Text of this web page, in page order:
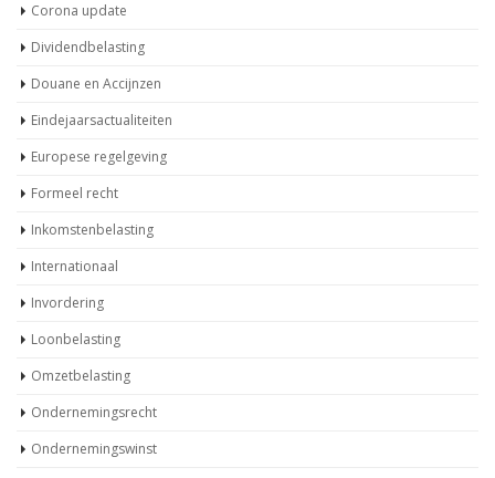
Corona update
Dividendbelasting
Douane en Accijnzen
Eindejaarsactualiteiten
Europese regelgeving
Formeel recht
Inkomstenbelasting
Internationaal
Invordering
Loonbelasting
Omzetbelasting
Ondernemingsrecht
Ondernemingswinst